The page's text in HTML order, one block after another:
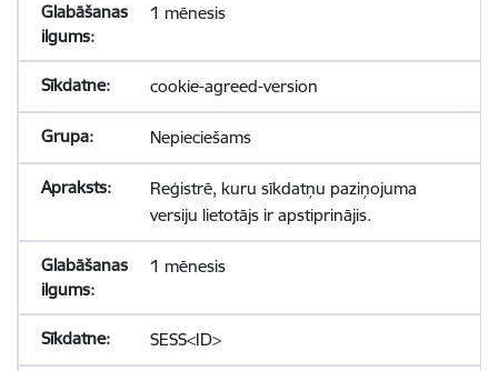
1 mēnesis
cookie-agreed-version
Nepieciešams
Reģistrē, kuru sīkdatņu paziņojuma
versiju lietotājs ir apstiprinājis.
1 mēnesis
SESS<ID>